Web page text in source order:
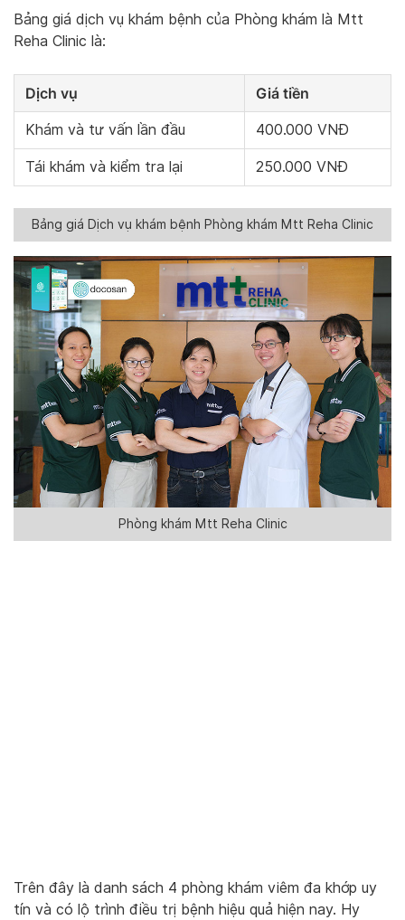
Bảng giá dịch vụ khám bệnh của Phòng khám là Mtt
Reha Clinic là:
Dịch vụ Giá tiền
Khám và tư vấn lần đầu 400.000 VNĐ
Tái khám và kiểm tra lại 250.000 VNĐ
Bảng giá Dịch vụ khám bệnh Phòng khám Mtt Reha Clinic
Phòng khám Mtt Reha Clinic
Trên đây là danh sách 4 phòng khám viêm đa khớp uy
tín và có lộ trình điều trị bệnh hiệu quả hiện nay. Hy